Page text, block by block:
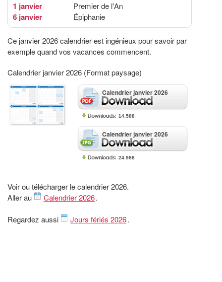
1 janvier Premier de l'An
6 janvier Épiphanie
Ce janvier 2026 calendrier est ingénieux pour savoir par
exemple quand vos vacances commencent.
Calendrier janvier 2026 (Format paysage)
Calendrier janvier 2026
14.588
Calendrier janvier 2026
24.988
Voir ou télécharger le calendrier 2026.
Aller au
Calendrier 2026.
Regardez aussi Jours fériés 2026.